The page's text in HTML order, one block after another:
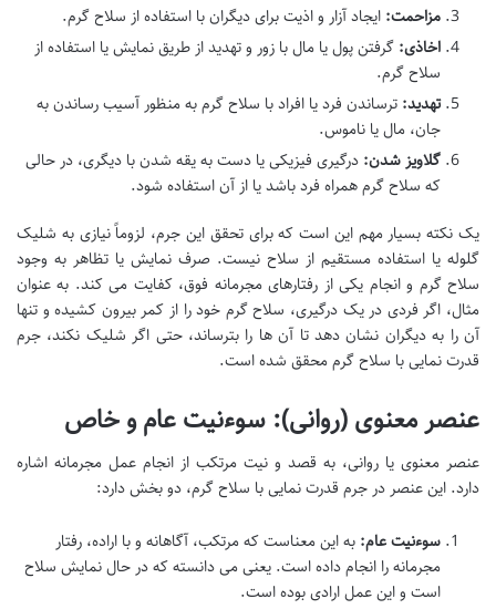
مزاحمت: ایجاد آزار و اذیت برای دیگران با استفاده از سلاح گرم.
اخاذی: گرفتن پول یا مال با زور و تهدید از طریق نمایش یا استفاده از
سلاح گرم.
تهدید: ترساندن فرد یا افراد با سلاح گرم به منظور آسیب رساندن به
جان، مال یا ناموس.
گلاویز شدن: درگیری فیزیکی یا دست به یقه شدن با دیگری، در حالی
که سلاح گرم همراه فرد باشد یا از آن استفاده شود.
یک نکته بسیار مهم این است که برای تحقق این جرم، لزوماً نیازی به شلیک
گلوله یا استفاده مستقیم از سلاح نیست. صرف نمایش یا تظاهر به وجود
سلاح گرم و انجام یکی از رفتارهای مجرمانه فوق، کفایت می کند. به عنوان
مثال، اگر فردی در یک درگیری، سلاح گرم خود را از کمر بیرون کشیده و تنها
آن را به دیگران نشان دهد تا آن ها را بترساند، حتی اگر شلیک نکند، جرم
قدرت نمایی با سلاح گرم محقق شده است.
عنصر معنوی (روانی): سوءنیت عام و خاص
عنصر معنوی یا روانی، به قصد و نیت مرتکب از انجام عمل مجرمانه اشاره
دارد. این عنصر در جرم قدرت نمایی با سلاح گرم، دو بخش دارد:
سوءنیت عام: به این معناست که مرتکب، آگاهانه و با اراده، رفتار
مجرمانه را انجام داده است. یعنی می دانسته که در حال نمایش سلاح
است و این عمل ارادی بوده است.